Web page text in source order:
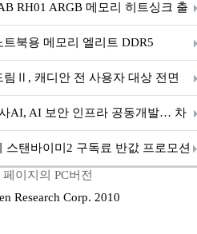
RH01 ARGB 메모리 히트싱크 출
북용 메모리 엘리트 DDR5
림Ⅱ, 캐디안 전 사용자 대상 전면
AI, AI 보안 인프라 공동개발… 차
스탠바이미2 구독료 반값 프로모션
페이지의 PC버전
Research Corp. 2010